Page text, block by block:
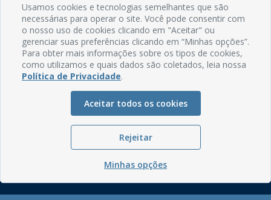
Fone: (83) 3292-2246
Email: comunicacao@mamanguape.pb.gov.br
Expediente: Segunda à Sexta, das 08h às 13h
Mapa do Site
Perguntas frequentes
Manual de Navegação
Glossário
Ouvidoria
Política de Privacidade
Usamos cookies e tecnologias semelhantes que são
necessárias para operar o site. Você pode consentir com
o nosso uso de cookies clicando em "Aceitar" ou
gerenciar suas preferências clicando em “Minhas opções”.
Para obter mais informações sobre os tipos de cookies,
como utilizamos e quais dados são coletados, leia nossa
Política de Privacidade.
Aceitar todos os cookies
Rejeitar
Minhas opções